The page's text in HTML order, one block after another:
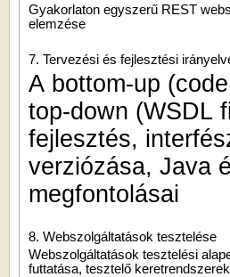
Gyakorlaton egyszerű REST
elemzése
7. Tervezési és fejlesztési
A bottom-up
top-down (WSDL
fejlesztés,
verziózása, Java
megfontolásai
8. Webszolgáltatások tesztelése
Webszolgáltatások tesztelési
futtatása, tesztelő keretrendszerek